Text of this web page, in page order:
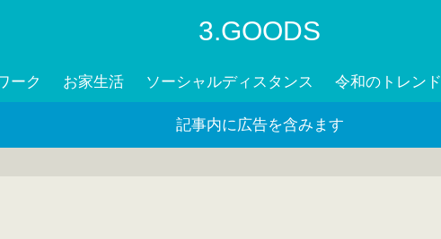
3.GOODS
ーク お家生活 ソーシャルディスタンス 令和のトレンド
記事内に広告を含みます